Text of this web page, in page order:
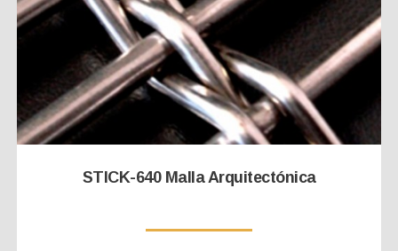
STICK-640 Malla Arquitectónica